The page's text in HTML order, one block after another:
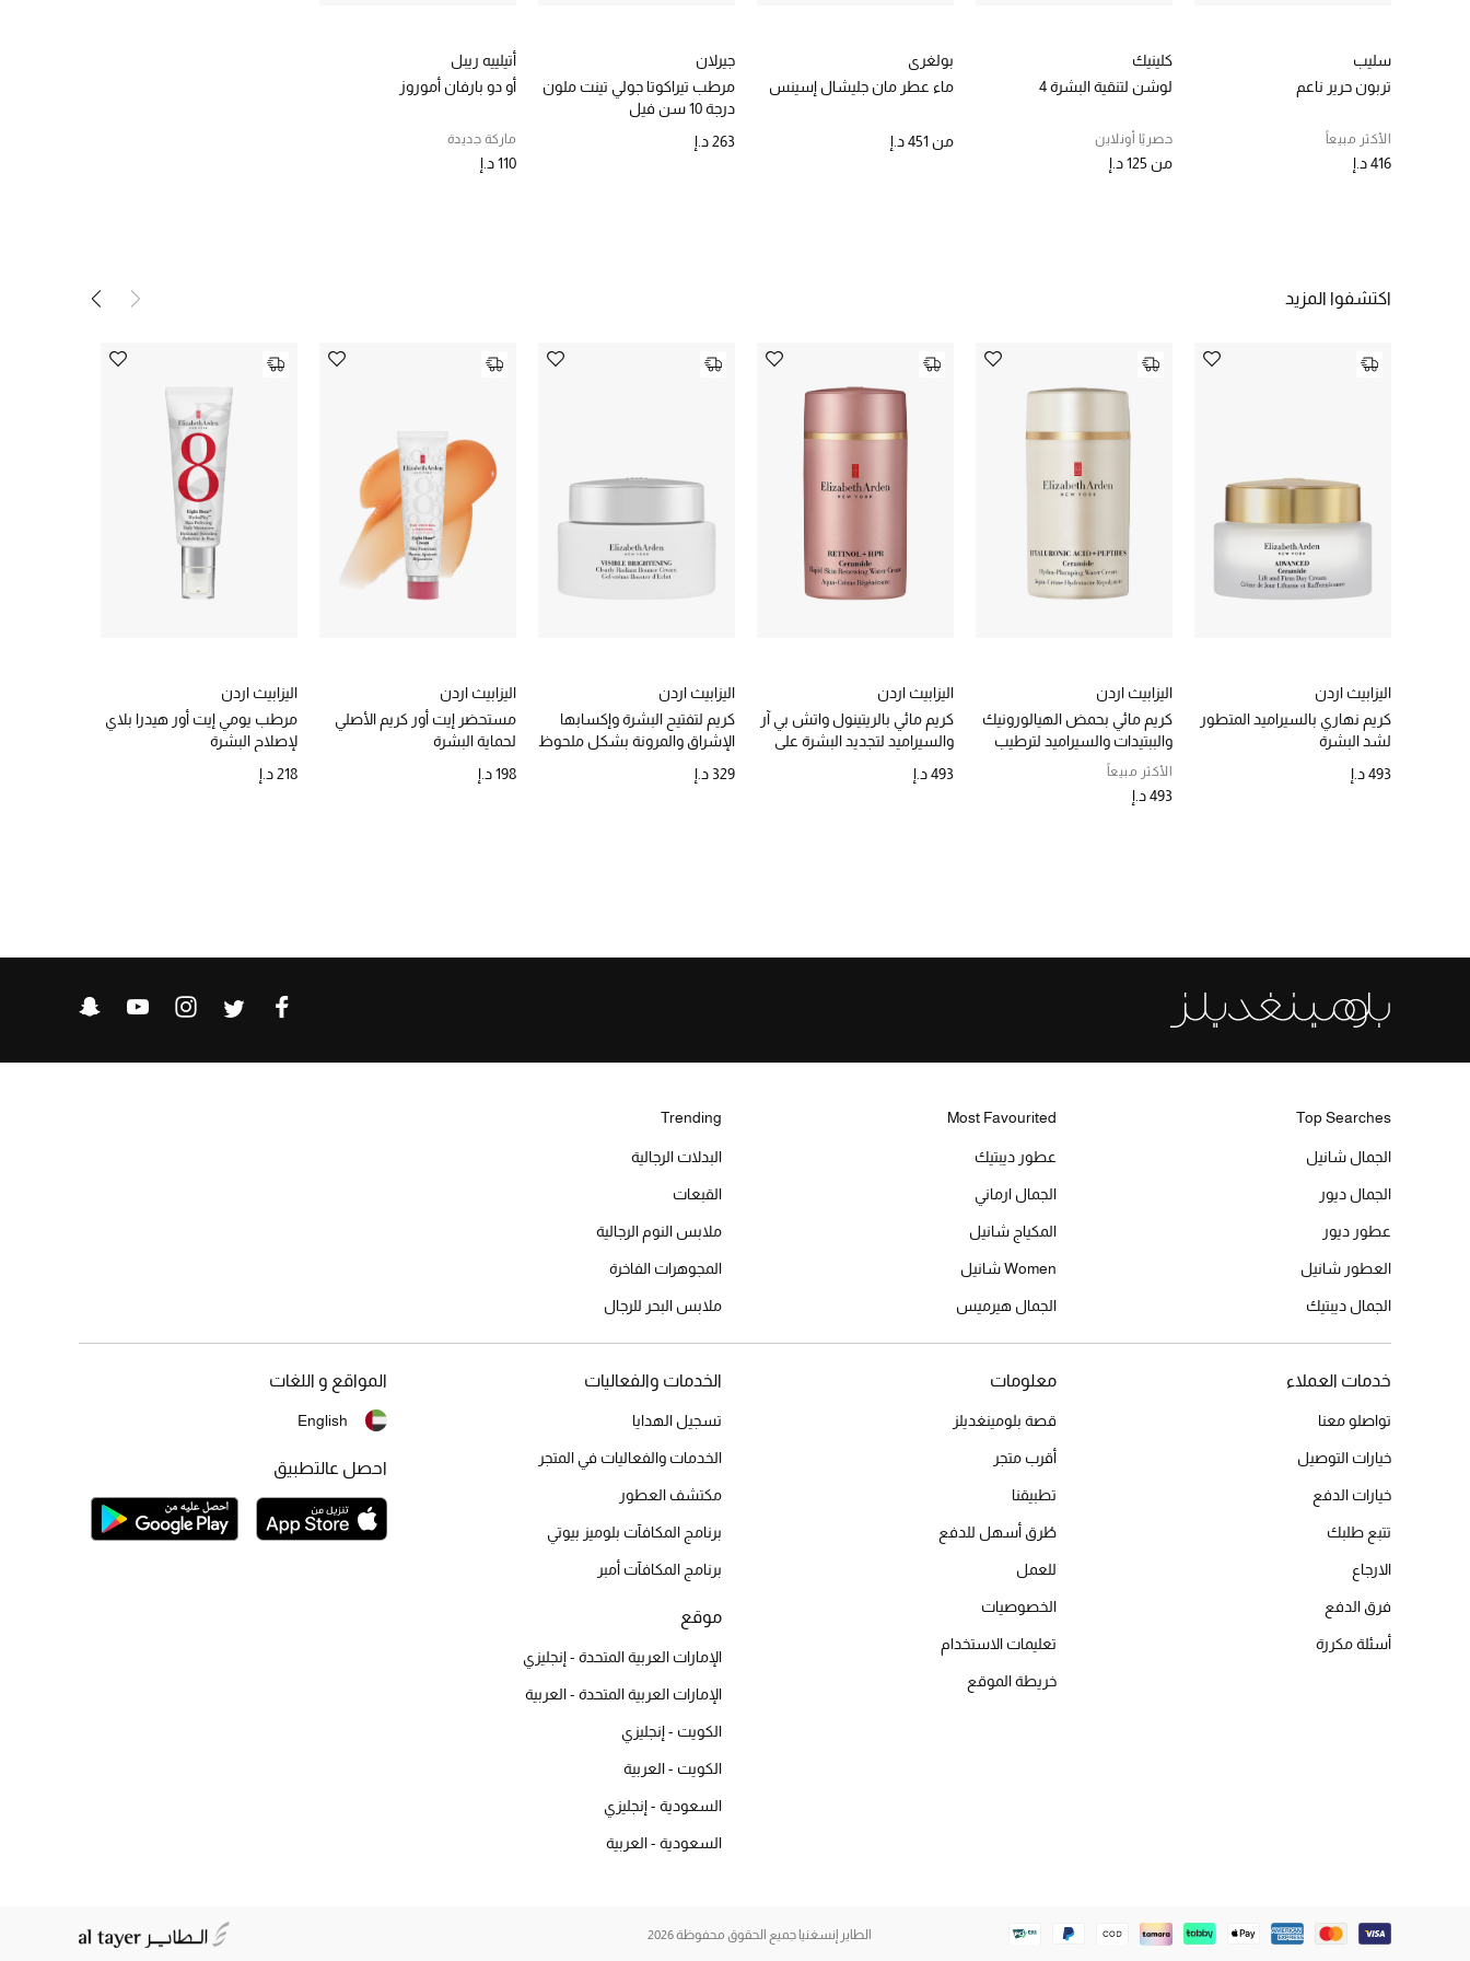
سليب
تربون حرير ناعم
الأكثر مبيعاً
416 د.إ
كلينيك
لوشن لتنقية البشرة 4
حصريًا أونلاين
من 125 د.إ
بولغري
ماء عطر مان جليشال إسينس
من 451 د.إ
جيرلان
مرطب تيراكوتا جولي تينت ملون
درجة 10 سن فيل
263 د.إ
أتيلييه ريبل
أو دو بارفان أموروز
ماركة جديدة
110 د.إ
اكتشفوا المزيد
اليزابيث اردن
كريم نهاري بالسيراميد المتطور
لشد البشرة
493 د.إ
اليزابيث اردن
كريم مائي بحمض الهيالورونيك
والببتيدات والسيراميد لترطيب
البشرة وملئها
الأكثر مبيعاً
493 د.إ
اليزابيث اردن
كريم مائي بالريتينول واتش بي آر
والسيراميد لتجديد البشرة على
493 د.إ
اليزابيث اردن
كريم لتفتيح البشرة وإكسابها
الإشراق والمرونة بشكل ملحوظ
329 د.إ
اليزابيث اردن
مستحضر إيت أور كريم الأصلي
لحماية البشرة
198 د.إ
اليزابيث اردن
مرطب يومي إيت أور هيدرا بلاي
لإصلاح البشرة
218 د.إ
Top Searches
الجمال شانيل
الجمال ديور
عطور ديور
العطور شانيل
الجمال ديبتيك
Most Favourited
عطور ديبتيك
الجمال ارماني
المكياج شانيل
Women شانيل
الجمال هيرميس
Trending
البدلات الرجالية
القبعات
ملابس النوم الرجالية
المجوهرات الفاخرة
ملابس البحر للرجال
خدمات العملاء
تواصلو معنا
خيارات التوصيل
خيارات الدفع
تتبع طلبك
الارجاع
فرق الدفع
أسئلة مكررة
معلومات
قصة بلومينغديلز
أقرب متجر
تطبيقنا
طُرق أسهل للدفع
للعمل
الخصوصيات
تعليمات الاستخدام
خريطة الموقع
الخدمات والفعاليات
تسجيل الهدايا
الخدمات والفعاليات في المتجر
مكتشف العطور
برنامج المكافآت بلوميز بيوتي
برنامج المكافآت أمبر
موقع
الإمارات العربية المتحدة - إنجليزي
الإمارات العربية المتحدة - العربية
الكويت - إنجليزي
الكويت - العربية
السعودية - إنجليزي
السعودية - العربية
المواقع و اللغات
English
احصل عالتطبيق
الطاير إنسغنيا جميع الحقوق محفوظة 2026